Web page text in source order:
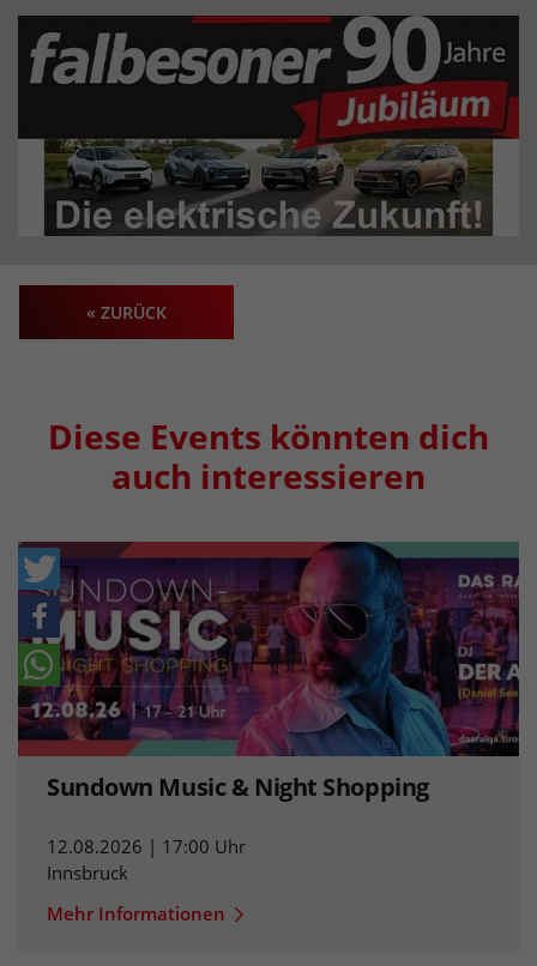
« ZURÜCK
Diese Events könnten dich
auch interessieren
Sundown Music & Night Shopping
12.08.2026 | 17:00 Uhr
Innsbruck
Mehr Informationen